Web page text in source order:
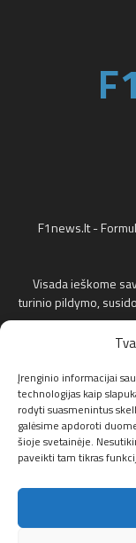
Įrenginio informacijai
technologijas kaip
rodyti suasmenintus
galėsime apdoroti
šioje svetainėje.
paveikti tam tikras
F1news.lt -
Visada ieškome
turinio pildymo,